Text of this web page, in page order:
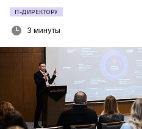
IT-ДИРЕКТОРУ
3 минуты